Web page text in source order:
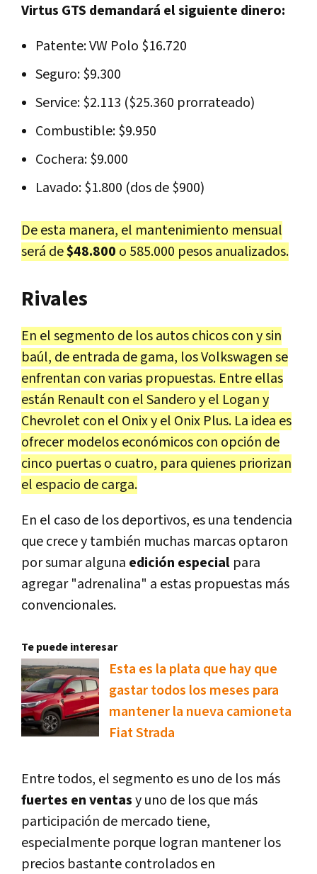
Virtus GTS demandará el siguiente dinero:
Patente: VW Polo $16.720
Seguro: $9.300
Service: $2.113 ($25.360 prorrateado)
Combustible: $9.950
Cochera: $9.000
Lavado: $1.800 (dos de $900)
De esta manera, el mantenimiento mensual
será de$48.800 o 585.000 pesos anualizados.
Rivales
En el segmento de los autos chicos con y sin
baúl, de entrada de gama, los Volkswagen se
enfrentan con varias propuestas. Entre ellas
están Renault con el Sandero y el Logan y
Chevrolet con el Onix y el Onix Plus. La idea es
ofrecer modelos económicos con opción de
cinco puertas o cuatro, para quienes priorizan
el espacio de carga.
En el caso de los deportivos, es una tendencia
que crece y también muchas marcas optaron
por sumar alguna edición especial para
agregar "adrenalina" a estas propuestas más
convencionales.
Te puede interesar
Esta es la plata que hay que
gastar todos los meses para
mantener la nueva camioneta
Fiat Strada
Entre todos, el segmento es uno de los más
fuertes en ventasy uno de los que más
participación de mercado tiene,
especialmente porque logran mantener los
precios bastante controlados en